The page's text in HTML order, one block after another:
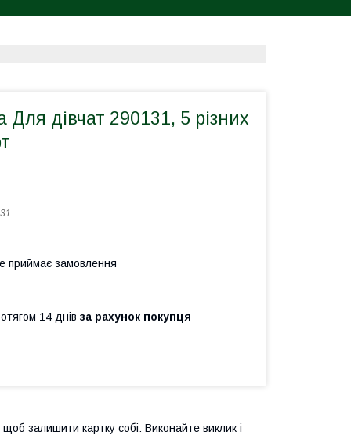
Для дівчат 290131, 5 різних
приймає замовлення
14 днів за рахунок покупця
залишити картку собі: Виконайте виклик і